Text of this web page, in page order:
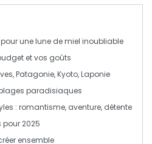
pour une lune de miel inoubliable
et vos goûts
Patagonie, Kyoto, Laponie
paradisiaques
: romantisme, aventure, détente
pour 2025
ensemble